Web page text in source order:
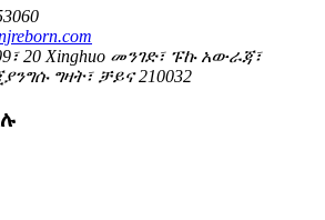
20 Xinghuo መንገድ፣ ፑኩ አውራጃ፣
ግዛት፣ ቻይና 210032